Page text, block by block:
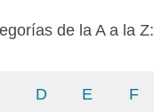
de la A a la Z:
D E F